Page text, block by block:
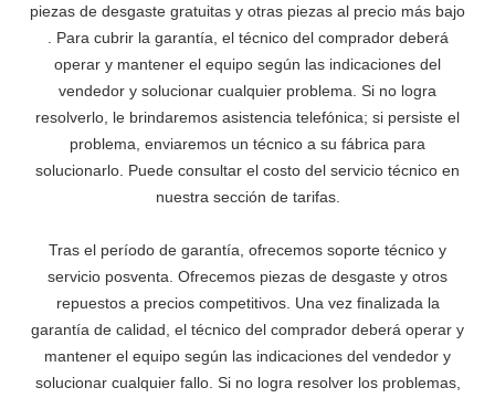
piezas de desgaste gratuitas y otras piezas al precio más bajo
. Para cubrir la garantía, el técnico del comprador deberá
operar y mantener el equipo según las indicaciones del
vendedor y solucionar cualquier problema. Si no logra
resolverlo, le brindaremos asistencia telefónica; si persiste el
problema, enviaremos un técnico a su fábrica para
solucionarlo. Puede consultar el costo del servicio técnico en
nuestra sección de tarifas.
Tras el período de garantía, ofrecemos soporte técnico y
servicio posventa. Ofrecemos piezas de desgaste y otros
repuestos a precios competitivos. Una vez finalizada la
garantía de calidad, el técnico del comprador deberá operar y
mantener el equipo según las indicaciones del vendedor y
solucionar cualquier fallo. Si no logra resolver los problemas,